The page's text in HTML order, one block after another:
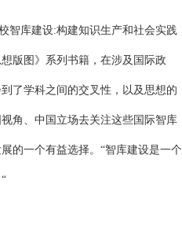
智库建设:构建知识生产和社会实践
版图》系列书籍，在涉及国际政
了学科之间的交叉性，以及思想的
角、中国立场去关注这些国际智库
的一个有益选择。 “智库建设是一个
“